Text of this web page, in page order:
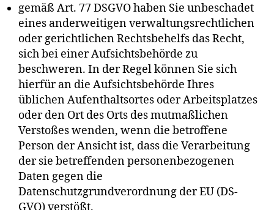
gemäß Art. 77 DSGVO haben Sie unbeschadet
eines anderweitigen verwaltungsrechtlichen
oder gerichtlichen Rechtsbehelfs das Recht,
sich bei einer Aufsichtsbehörde zu
beschweren. In der Regel können Sie sich
hierfür an die Aufsichtsbehörde Ihres
üblichen Aufenthaltsortes oder Arbeitsplatzes
oder den Ort des Orts des mutmaßlichen
Verstoßes wenden, wenn die betroffene
Person der Ansicht ist, dass die Verarbeitung
der sie betreffenden personenbezogenen
Daten gegen die
Datenschutzgrundverordnung der EU (DS-
GVO) verstößt.